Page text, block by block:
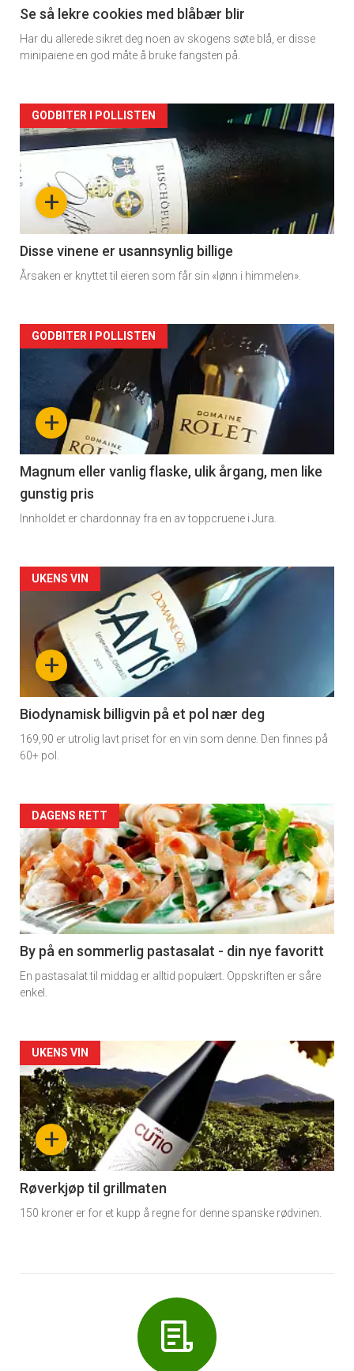
Se så lekre cookies med blåbær blir
Har du allerede sikret deg noen av skogens søte blå, er disse
minipaiene en god måte å bruke fangsten på.
Forsiden
akkurat
nå
2
+
GODBITER I POLLISTEN
Disse vinene er usannsynlig billige
Årsaken er knyttet til eieren som får sin «lønn i himmelen».
Forsiden
akkurat
nå
3
+
GODBITER I POLLISTEN
Magnum eller vanlig flaske, ulik årgang, men like
gunstig pris
Innholdet er chardonnay fra en av toppcruene i Jura.
Forsiden
akkurat
nå
4
+
UKENS VIN
Biodynamisk billigvin på et pol nær deg
169,90 er utrolig lavt priset for en vin som denne. Den finnes på
60+ pol.
Forsiden
akkurat
nå
-
5
DAGENS RETT
By på en sommerlig pastasalat - din nye favoritt
En pastasalat til middag er alltid populært. Oppskriften er såre
enkel.
Forsiden
akkurat
nå
-
6
+
UKENS VIN
Røverkjøp til grillmaten
150 kroner er for et kupp å regne for denne spanske rødvinen.